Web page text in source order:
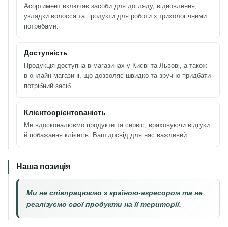
Асортимент включає засоби для догляду, відновлення,
укладки волосся та продукти для роботи з трихологічними
потребами.
Доступність
Продукція доступна в магазинах у Києві та Львові, а також
в онлайн-магазині, що дозволяє швидко та зручно придбати
потрібний засіб.
Клієнтоорієнтованість
Ми вдосконалюємо продукти та сервіс, враховуючи відгуки
й побажання клієнтів. Ваш досвід для нас важливий.
Наша позиція
Ми не співпрацюємо з країною-агресором та не
реалізуємо свої продукти на її території.